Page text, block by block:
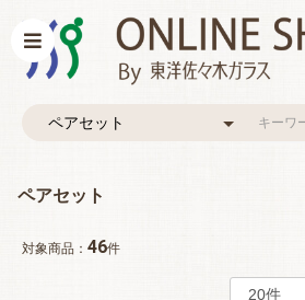
ペアセット
対象商品： 46件